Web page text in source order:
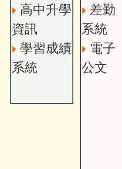
高中升學
資訊
學習成績
系統
差勤
系統
電子
公文
新竹縣115學年度學